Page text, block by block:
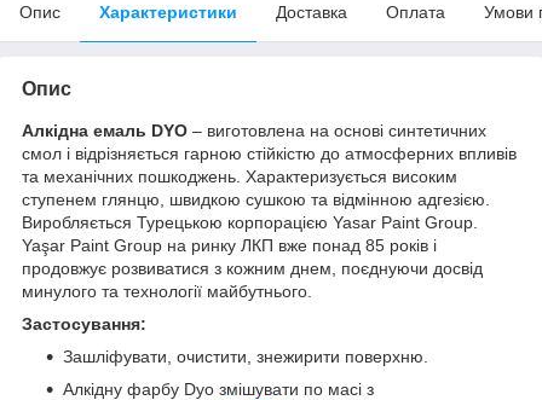
Опис Характеристики Доставка Оплата Умови
Опис
Алкідна емаль DYO – виготовлена на основі синтетичних
смол і відрізняється гарною стійкістю до атмосферних впливів
та механічних пошкоджень. Характеризується високим
ступенем глянцю, швидкою сушкою та відмінною адгезією.
Виробляється Турецькою корпорацією Yasar Paint Group.
Yaşar Paint Group на ринку ЛКП вже понад 85 років і
продовжує розвиватися з кожним днем, поєднуючи досвід
минулого та технології майбутнього.
Застосування:
Зашліфувати, очистити, знежирити поверхню.
Алкідну фарбу Dyo змішувати по масі з